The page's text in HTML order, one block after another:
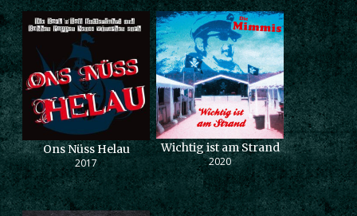
Ons Nüss Helau
2017
Wichtig ist am Strand
2020